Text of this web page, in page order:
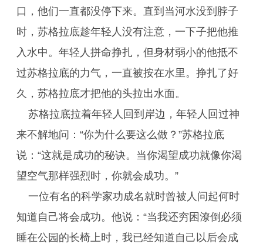
口，他们一直都没停下来。直到当河水没到脖子
时，苏格拉底趁年轻人没有注意，一下子把他推
入水中。年轻人拼命挣扎，但身材弱小的他抵不
过苏格拉底的力气，一直被按在水里。挣扎了好
久，苏格拉底才把他的头拉出水面。
苏格拉底拉着年轻人回到岸边，年轻人回过神
来不解地问：“你为什么要这么做？”苏格拉底
说：“这就是成功的秘诀。当你渴望成功就像你渴
望空气那样强烈时，你就会成功。”
一位有名的科学家功成名就时曾被人问起何时
知道自己将会成功。他说：“当我还穷困潦倒必须
睡在公园的长椅上时，我已经知道自己以后会成